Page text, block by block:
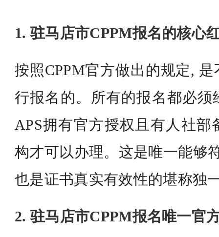
1. 驻马店市CPPM报名的核心
按照CPPM官方做出的规定,
行报名的。所有的报名都必须
APS拥有官方授权且有人社部
构才可以办理。这是唯一能够
也是证书真实有效性的堪称独
2. 驻马店市CPPM报名唯一官